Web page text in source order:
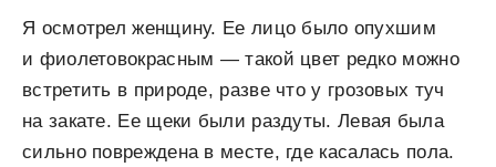
Я осмотрел женщину. Ее лицо было опухшим
и фиолетовокрасным — такой цвет редко можно
встретить в природе, разве что у грозовых туч
на закате. Ее щеки были раздуты. Левая была
сильно повреждена в месте, где касалась пола.